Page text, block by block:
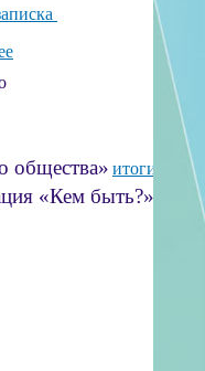
общества» итоги
«Кем быть?» итоги